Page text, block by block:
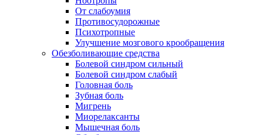
От слабоумия
Противосудорожные
Психотропные
Улучшение мозгового крообращения
Обезболивающие средства
Болевой синдром сильный
Болевой синдром слабый
Головная боль
Зубная боль
Мигрень
Миорелаксанты
Мышечная боль